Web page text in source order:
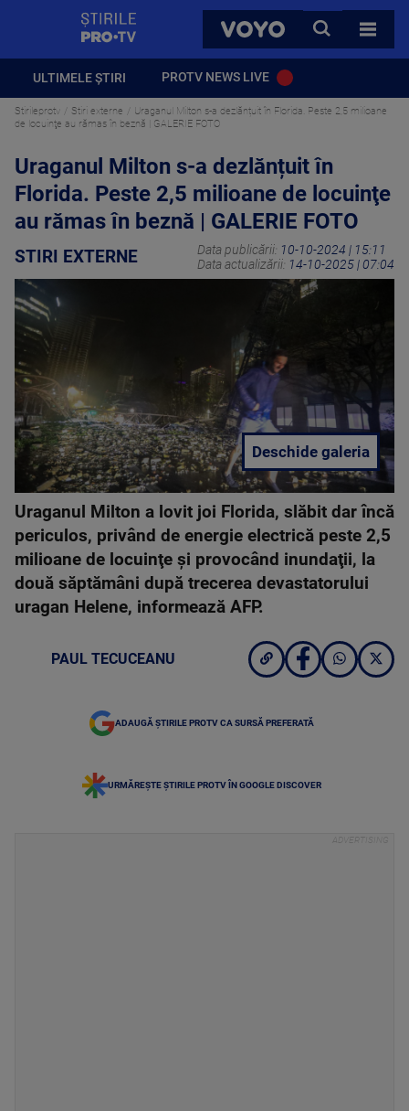
VOYO
CAUTA
TOATE
ULTIMELE ȘTIRI PROTV NEWS LIVE
Stirileprotv Stiri externe
Uraganul Milton s-a dezlănțuit în Florida. Peste 2,5 milioane
de locuinţe au rămas în beznă | GALERIE FOTO
Uraganul Milton s-a dezlănțuit în
Florida. Peste 2,5 milioane de locuinţe
au rămas în beznă | GALERIE FOTO
STIRI EXTERNE Data publicării: 10-10-2024 | 15:11
Data actualizării: 14-10-2025 | 07:04
Deschide galeria
Uraganul Milton a lovit joi Florida, slăbit dar încă
periculos, privând de energie electrică peste 2,5
milioane de locuinţe şi provocând inundaţii, la
două săptămâni după trecerea devastatorului
uragan Helene, informează AFP.
PAUL TECUCEANU
ADAUGĂ ȘTIRILE PROTV CA SURSĂ PREFERATĂ
URMĂREȘTE ȘTIRILE PROTV ÎN GOOGLE DISCOVER